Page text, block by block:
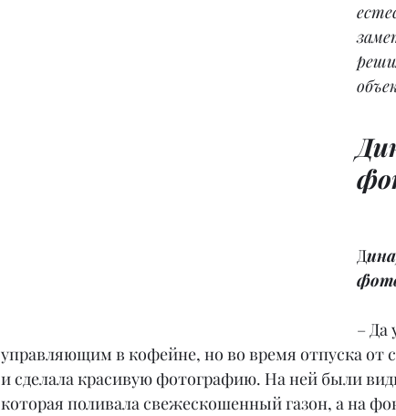
Д
– Да
управляющим в кофейне, но во время отпуска от
и сделала красивую фотографию. На ней были
которая поливала свежескошенный газон, а на